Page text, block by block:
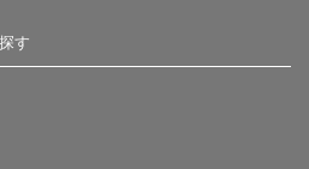
す